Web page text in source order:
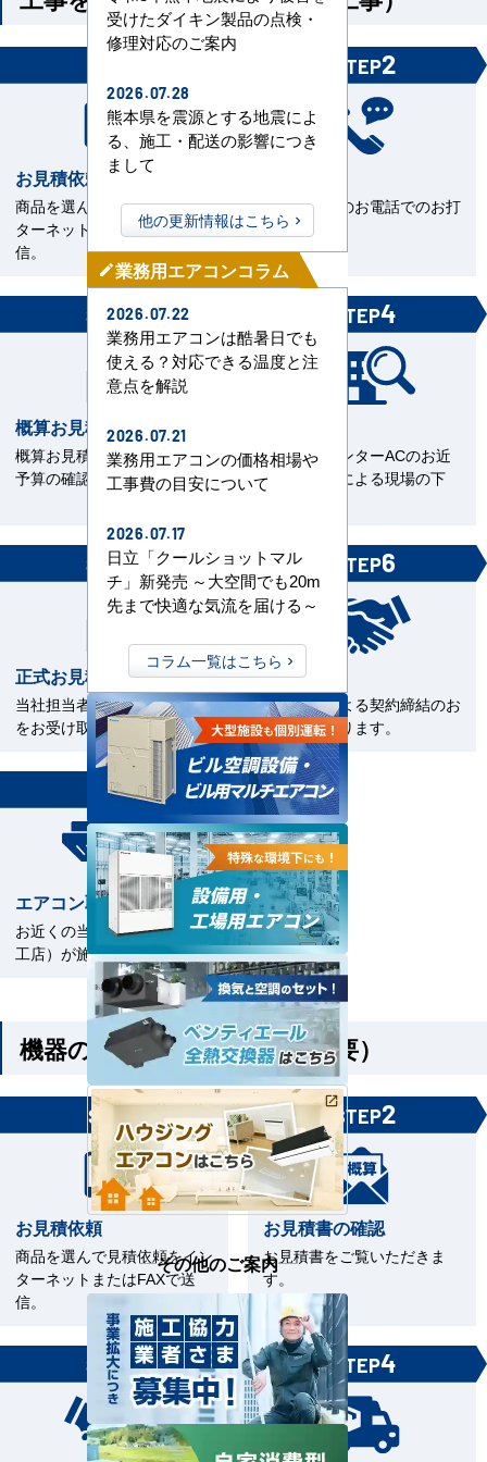
お見積依頼
商品を選んで見積依頼をイン
ターネットまたはFAXで送
信。
STEP2
当社担当とのお電話でのお打
合せ。
STEP3
概算お見積書を確認
概算お見積をご覧いただきご
予算の確認。
STEP4
エアコンセンターACのお近
くの直工店による現場の下
STEP5
正式お見積書の確認
当社担当者から正式お見積書
をお受け取下さい。
STEP6
ご契約
電子契約による契約締結のお
手続きとなります。
STEP7
エアコン取付工事
お近くの当社指定工事店（直
工店）が施工いたします。
機器のみご購入の方（工事不要）
STEP 1
お見積依頼
商品を選んで見積依頼をイン
ターネットまたはFAXで送
信。
STEP2
お見積書の確認
お見積書をご覧いただきま
す。
STEP3 STEP4
受けたダイキン製品の点検・
修理対応のご案内
2026.07.28
熊本県を震源とする地震によ
る、施工・配送の影響につき
まして
他の更新情報はこちら
mode_edit業務用エアコンコラム
2026.07.22
業務用エアコンは酷暑日でも
使える？対応できる温度と注
意点を解説
2026.07.21
業務用エアコンの価格相場や
工事費の目安について
2026.07.17
日立「クールショットマル
チ」新発売 ～大空間でも20m
先まで快適な気流を届ける～
コラム一覧はこちら
その他のご案内